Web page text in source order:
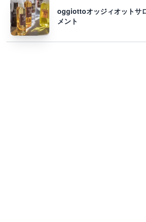
oggiottoオッジィオットサ
メント